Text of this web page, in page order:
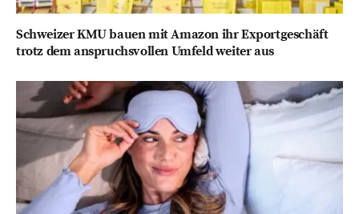
Schweizer KMU bauen mit Amazon ihr Exportgeschäft
trotz dem anspruchsvollen Umfeld weiter aus